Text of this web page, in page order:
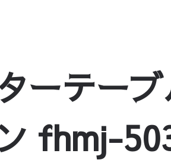
ーテー
fhmj-